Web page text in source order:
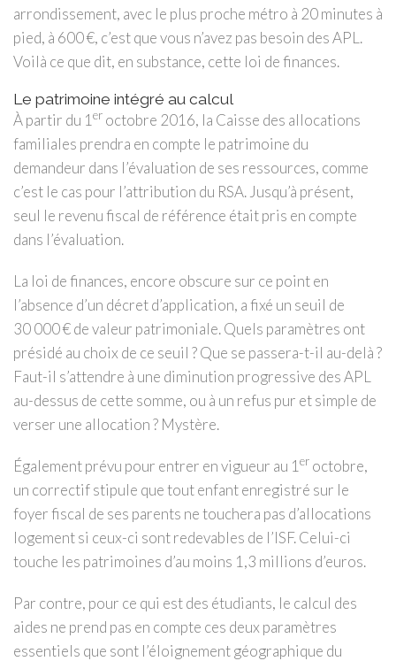
arrondissement, avec le plus proche métro à 20 minutes à
pied, à 600 €, c’est que vous n’avez pas besoin des APL.
Voilà ce que dit, en substance, cette loi de finances.
Le patrimoine intégré au calcul
À partir du 1 er octobre 2016, la Caisse des allocations
familiales prendra en compte le patrimoine du
demandeur dans l’évaluation de ses ressources, comme
c’est le cas pour l’attribution du RSA. Jusqu’à présent,
seul le revenu fiscal de référence était pris en compte
dans l’évaluation.
La loi de finances, encore obscure sur ce point en
l’absence d’un décret d’application, a fixé un seuil de
30 000 € de valeur patrimoniale. Quels paramètres ont
présidé au choix de ce seuil ? Que se passera-t-il au-delà ?
Faut-il s’attendre à une diminution progressive des APL
au-dessus de cette somme, ou à un refus pur et simple de
verser une allocation ? Mystère.
Également prévu pour entrer en vigueur au 1 er octobre,
un correctif stipule que tout enfant enregistré sur le
foyer fiscal de ses parents ne touchera pas d’allocations
logement si ceux-ci sont redevables de l’ISF. Celui-ci
touche les patrimoines d’au moins 1,3 millions d’euros.
Par contre, pour ce qui est des étudiants, le calcul des
aides ne prend pas en compte ces deux paramètres
essentiels que sont l’éloignement géographique du